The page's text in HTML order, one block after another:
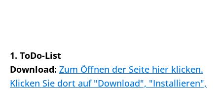
1. ToDo-List
Download: Zum Öffnen der Seite hier klicken.
Klicken Sie dort auf "Download", "Installieren",